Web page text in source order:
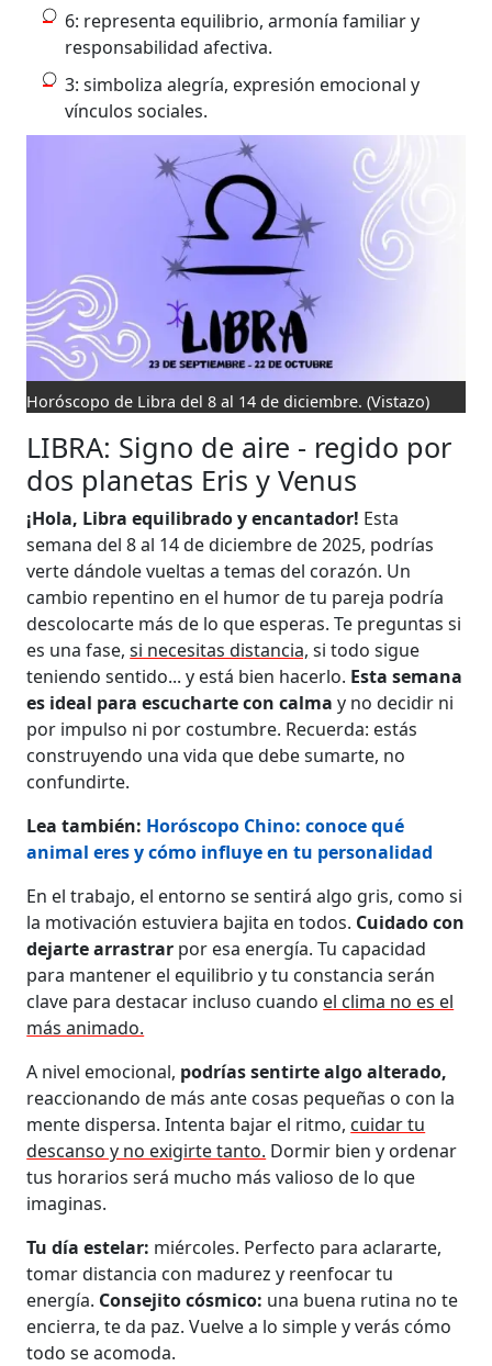
6: representa equilibrio, armonía familiar y
responsabilidad afectiva.
3: simboliza alegría, expresión emocional y
vínculos sociales.
Horóscopo de Libra del 8 al 14 de diciembre. (Vistazo)
LIBRA: Signo de aire - regido por
dos planetas Eris y Venus
¡Hola, Libra equilibrado y encantador! Esta
semana del 8 al 14 de diciembre de 2025, podrías
verte dándole vueltas a temas del corazón. Un
cambio repentino en el humor de tu pareja podría
descolocarte más de lo que esperas. Te preguntas si
es una fase,si necesitas distancia, si todo sigue
teniendo sentido... y está bien hacerlo. Esta semana
es ideal para escucharte con calmay no decidir ni
por impulso ni por costumbre. Recuerda: estás
construyendo una vida que debe sumarte, no
confundirte.
Lea también: Horóscopo Chino: conoce qué
animal eres y cómo influye en tu personalidad
En el trabajo, el entorno se sentirá algo gris, como si
la motivación estuviera bajita en todos. Cuidado con
dejarte arrastrar por esa energía. Tu capacidad
para mantener el equilibrio y tu constancia serán
clave para destacar incluso cuando el clima no es el
más animado.
A nivel emocional, podrías sentirte algo alterado,
reaccionando de más ante cosas pequeñas o con la
mente dispersa. Intenta bajar el ritmo, cuidar tu
descanso y no exigirte tanto. Dormir bien y ordenar
tus horarios será mucho más valioso de lo que
imaginas.
Tu día estelar: miércoles. Perfecto para aclararte,
tomar distancia con madurez y reenfocar tu
energía. Consejito cósmico: una buena rutina no te
encierra, te da paz. Vuelve a lo simple y verás cómo
todo se acomoda.